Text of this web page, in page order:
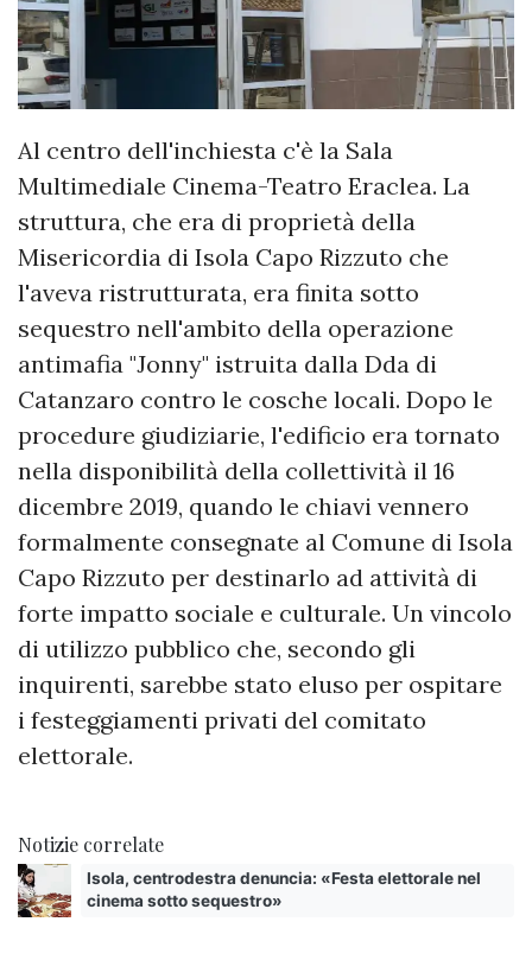
Al centro dell'inchiesta c'è la Sala
Multimediale Cinema-Teatro Eraclea. La
struttura, che era di proprietà della
Misericordia di Isola Capo Rizzuto che
l'aveva ristrutturata, era finita sotto
sequestro nell'ambito della operazione
antimafia "Jonny" istruita dalla Dda di
Catanzaro contro le cosche locali. Dopo le
procedure giudiziarie, l'edificio era tornato
nella disponibilità della collettività il 16
dicembre 2019, quando le chiavi vennero
formalmente consegnate al Comune di Isola
Capo Rizzuto per destinarlo ad attività di
forte impatto sociale e culturale. Un vincolo
di utilizzo pubblico che, secondo gli
inquirenti, sarebbe stato eluso per ospitare
i festeggiamenti privati del comitato
elettorale.
Notizie correlate
Isola, centrodestra denuncia: «Festa elettorale nel
cinema sotto sequestro»